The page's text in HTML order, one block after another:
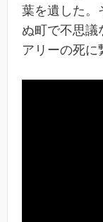
葉を遺した。
ぬ町で不思議
アリーの死に